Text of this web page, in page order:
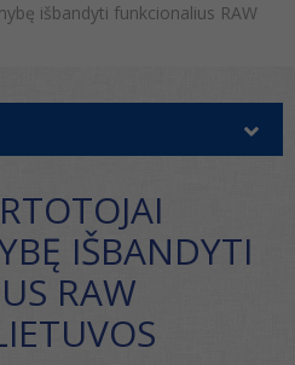
išbandyti funkcionalius RAW
IŠBANDYTI
RAW